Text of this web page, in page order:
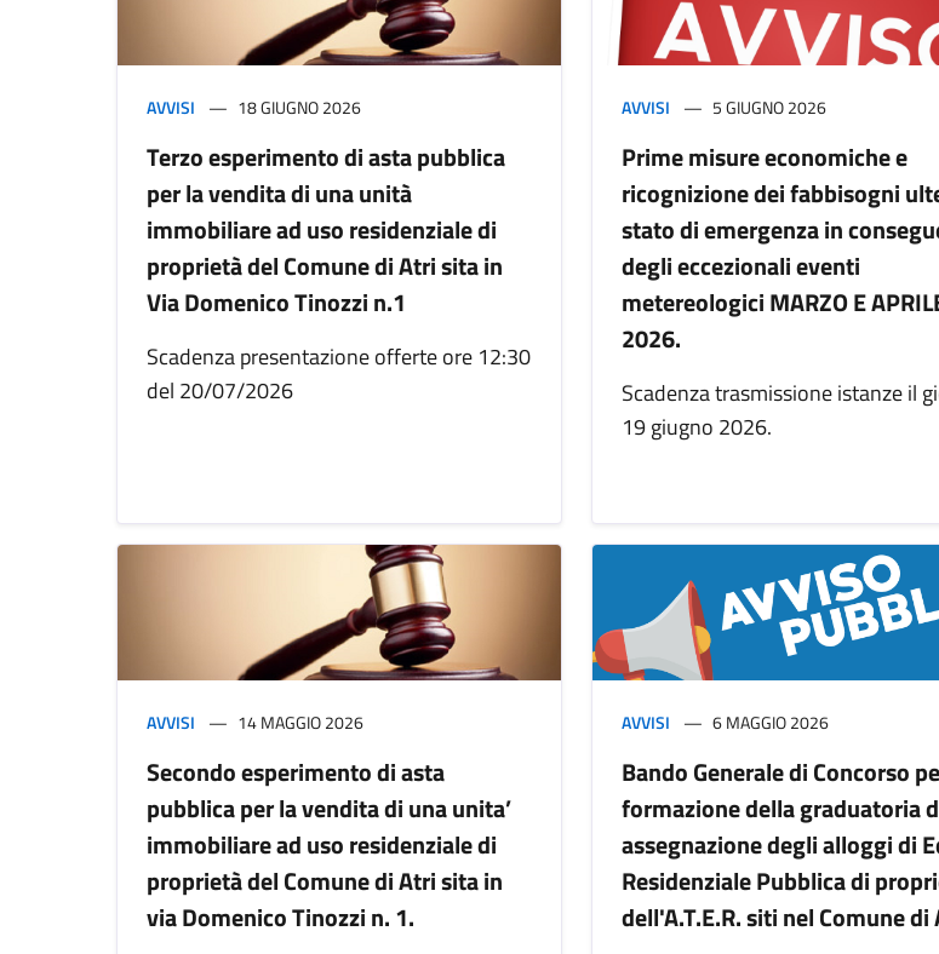
AVVISI 18 GIUGNO 2026
Terzo esperimento di asta pubblica
per la vendita di una unità
immobiliare ad uso residenziale di
proprietà del Comune di Atri sita in
Via Domenico Tinozzi n.1
Scadenza presentazione offerte ore 12:30
del 20/07/2026
AVVISI 5 GIUGNO 2026
Prime misure economiche e
ricognizione dei fabbisogni
stato di emergenza in
degli eccezionali eventi
metereologici MARZO E
2026.
Scadenza trasmissione istanze il
19 giugno 2026.
AVVISI 14 MAGGIO 2026
Secondo esperimento di asta
pubblica per la vendita di una unita’
immobiliare ad uso residenziale di
proprietà del Comune di Atri sita in
via Domenico Tinozzi n. 1.
AVVISI 6 MAGGIO 2026
Bando Generale di Concorso
formazione della graduatoria
assegnazione degli alloggi di
Residenziale Pubblica di
dell'A.T.E.R. siti nel Comune di